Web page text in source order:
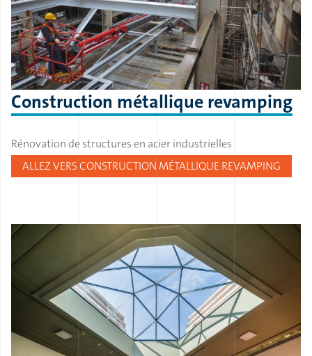
Construction métallique revamping
Rénovation de structures en acier industrielles
ALLEZ VERS CONSTRUCTION MÉTALLIQUE REVAMPING